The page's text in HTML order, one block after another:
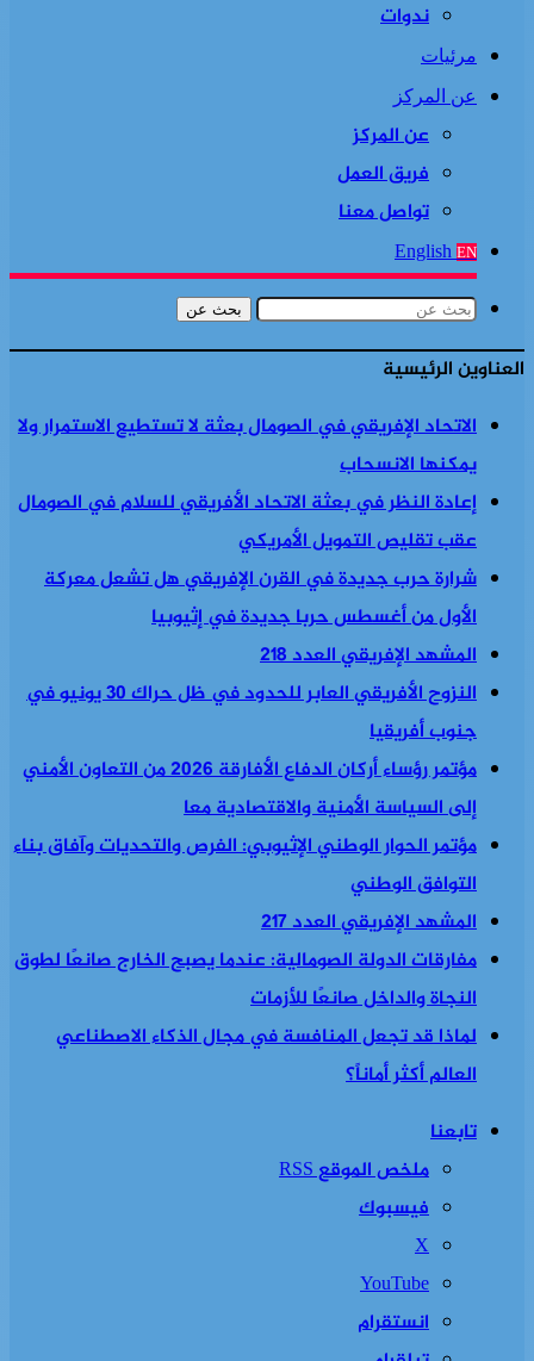
ندوات
مرئيات
عن المركز
عن المركز
فريق العمل
تواصل معنا
English EN
بحث عن
العناوين الرئيسية
الاتحاد الإفريقي في الصومال بعثة لا تستطيع الاستمرار ولا
يمكنها الانسحاب
إعادة النظر في بعثة الاتحاد الأفريقي للسلام في الصومال
عقب تقليص التمويل الأمريكي
شرارة حرب جديدة في القرن الإفريقي هل تشعل معركة
الأول من أغسطس حربا جديدة في إثيوبيا
المشهد الإفريقي العدد 218
النزوح الأفريقي العابر للحدود في ظل حراك 30 يونيو في
جنوب أفريقيا
مؤتمر رؤساء أركان الدفاع الأفارقة 2026 من التعاون الأمني
إلى السياسة الأمنية والاقتصادية معا
مؤتمر الحوار الوطني الإثيوبي: الفرص والتحديات وآفاق بناء
التوافق الوطني
المشهد الإفريقي العدد 217
مفارقات الدولة الصومالية: عندما يصبح الخارج صانعًا لطوق
النجاة والداخل صانعًا للأزمات
لماذا قد تجعل المنافسة في مجال الذكاء الاصطناعي
العالم أكثر أماناً؟
تابعنا
ملخص الموقع RSS
فيسبوك
‫X
‫YouTube
انستقرام